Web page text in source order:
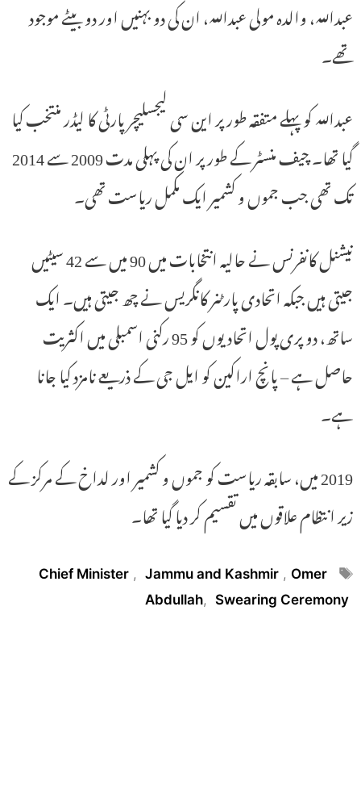
عبداللہ، والدہ مولی عبداللہ، ان کی دو بہنیں اور دو بیٹے موجود
تھے۔
عبداللہ کو پہلے متفقہ طور پر این سی لیجسلیچر پارٹی کا لیڈر منتخب کیا
گیا تھا۔ چیف منسٹر کے طور پر ان کی پہلی مدت 2009 سے 2014
تک تھی جب جموں و کشمیر ایک مکمل ریاست تھی۔
نیشنل کانفرنس نے حالیہ انتخابات میں 90 میں سے 42 سیٹیں
جیتی ہیں جبکہ اتحادی پارٹنر کانگریس نے چھ جیتی ہیں۔ ایک
ساتھ، دو پری پول اتحادیوں کو 95 رکنی اسمبلی میں اکثریت
حاصل ہے – پانچ اراکین کو ایل جی کے ذریعے نامزد کیا جانا
ہے۔
2019 میں، سابقہ ​​ریاست کو جموں و کشمیر اور لداخ کے مرکز کے
زیر انتظام علاقوں میں تقسیم کر دیا گیا تھا۔
Tags
Chief Minister , Jammu and Kashmir , Omer
Abdullah, Swearing Ceremony